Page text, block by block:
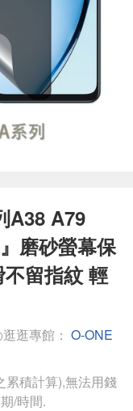
A38 A79
磨砂螢幕保
留指紋 輕
逛專館： O-ONE
累積計算),無法用錢
/時間.